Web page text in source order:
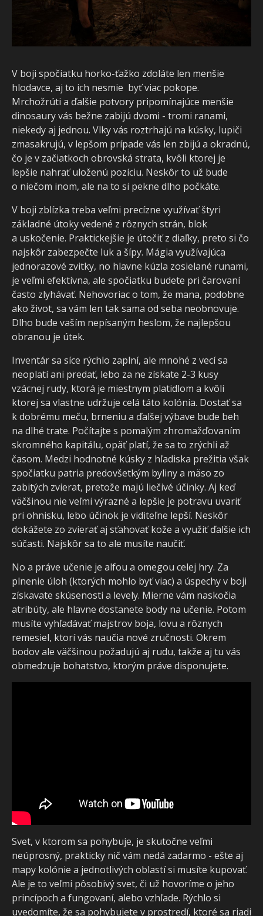
V boji spočiatku horko-ťažko zdoláte len menšie
hlodavce, aj to ich nesmie byť viac pokope.
Mrchožrúti a ďalšie potvory pripomínajúce menšie
dinosaury vás bežne zabijú dvomi - tromi ranami,
niekedy aj jednou. Vlky vás roztrhajú na kúsky, lupiči
zmasakrujú, v lepšom prípade vás len zbijú a okradnú,
čo je v začiatkoch obrovská strata, kvôli ktorej je
lepšie nahrať uloženú pozíciu. Neskôr to už bude
o niečom inom, ale na to si pekne dlho počkáte.
V boji zblízka treba veľmi precízne využívať štyri
základné útoky vedené z rôznych strán, blok
a uskočenie. Praktickejšie je útočiť z diaľky, preto si čo
najskôr zabezpečte luk a šípy. Mágia využívajúca
jednorazové zvitky, no hlavne kúzla zosielané runami,
je veľmi efektívna, ale spočiatku budete pri čarovaní
často zlyhávať. Nehovoriac o tom, že mana, podobne
ako život, sa vám len tak sama od seba neobnovuje.
Dlho bude vaším nepísaným heslom, že najlepšou
obranou je útek.
Inventár sa síce rýchlo zaplní, ale mnohé z vecí sa
neoplatí ani predať, lebo za ne získate 2-3 kusy
vzácnej rudy, ktorá je miestnym platidlom a kvôli
ktorej sa vlastne udržuje celá táto kolónia. Dostať sa
k dobrému meču, brneniu a ďalšej výbave bude beh
na dlhé trate. Počítajte s pomalým zhromažďovaním
skromného kapitálu, opäť platí, že sa to zrýchli až
časom. Medzi hodnotné kúsky z hľadiska prežitia však
spočiatku patria predovšetkým byliny a mäso zo
zabitých zvierat, pretože majú liečivé účinky. Aj keď
väčšinou nie veľmi výrazné a lepšie je potravu uvariť
pri ohnisku, lebo účinok je viditeľne lepší. Neskôr
dokážete zo zvierať aj sťahovať kože a využiť ďalšie ich
súčasti. Najskôr sa to ale musíte naučiť.
No a práve učenie je alfou a omegou celej hry. Za
plnenie úloh (ktorých mohlo byť viac) a úspechy v boji
získavate skúsenosti a levely. Mierne vám naskočia
atribúty, ale hlavne dostanete body na učenie. Potom
musíte vyhľadávať majstrov boja, lovu a rôznych
remesiel, ktorí vás naučia nové zručnosti. Okrem
bodov ale väčšinou požadujú aj rudu, takže aj tu vás
obmedzuje bohatstvo, ktorým práve disponujete.
Svet, v ktorom sa pohybuje, je skutočne veľmi
neúprosný, prakticky nič vám nedá zadarmo - ešte aj
mapy kolónie a jednotlivých oblastí si musíte kupovať.
Ale je to veľmi pôsobivý svet, či už hovoríme o jeho
princípoch a fungovaní, alebo vzhľade. Rýchlo si
uvedomíte, že sa pohybujete v prostredí, ktoré sa riadi